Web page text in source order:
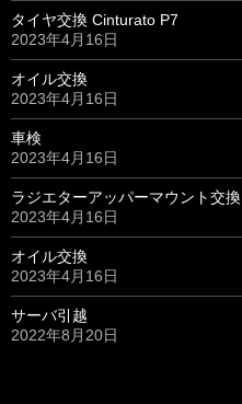
タイヤ交換 Cinturato P7
2023年4月16日
オイル交換
2023年4月16日
車検
2023年4月16日
ラジエターアッパーマウント交換
2023年4月16日
オイル交換
2023年4月16日
サーバ引越
2022年8月20日